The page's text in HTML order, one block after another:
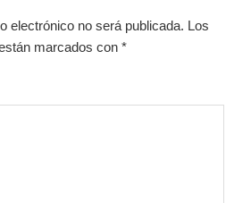
electrónico no será publicada. Los
marcados con *